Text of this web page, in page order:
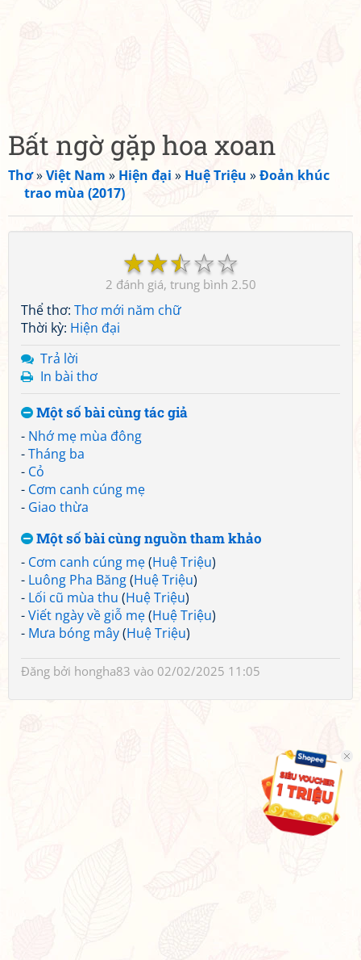
Bất ngờ gặp hoa xoan
Thơ»Việt Nam » Hiện đại » Huệ Triệu »Đoản khúc
trao mùa (2017)
☆
☆
☆
☆
☆
2 2.50
Thể thơ: Thơ mới năm chữ
Thời kỳ: Hiện đại
Trả lời
In bài thơ
Một số bài cùng tác giả
- Nhớ mẹ mùa đông
-Tháng ba
- Cỏ
- Cơm canh cúng mẹ
- Giao thừa
Một số bài cùng nguồn tham khảo
- Cơm canh cúng mẹ(Huệ Triệu)
- Luông Pha Băng(Huệ Triệu)
- Lối cũ mùa thu (Huệ Triệu)
-Viết ngày về giỗ mẹ(Huệ Triệu)
- Mưa bóng mây(Huệ Triệu)
Đăng bởi hongha83 vào 02/02/2025 11:05